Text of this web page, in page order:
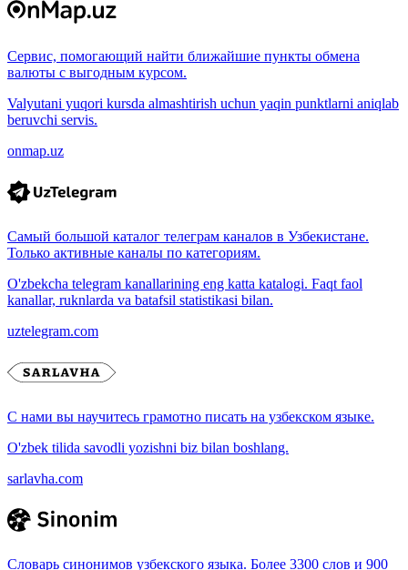
Сервис, помогающий найти ближайшие пункты обмена
валюты с выгодным курсом.
Valyutani yuqori kursda almashtirish uchun yaqin punktlarni aniqlab
beruvchi servis.
onmap.uz
Самый большой каталог телеграм каналов в Узбекистане.
Только активные каналы по категориям.
O'zbekcha telegram kanallarining eng katta katalogi. Faqt faol
kanallar, ruknlarda va batafsil statistikasi bilan.
uztelegram.com
С нами вы научитесь грамотно писать на узбекском языке.
O'zbek tilida savodli yozishni biz bilan boshlang.
sarlavha.com
Словарь синонимов узбекского языка. Более 3300 слов и 900